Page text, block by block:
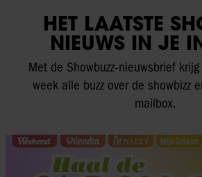
HET LAATSTE
NIEUWS IN JE
Met de Showbuzz-nieuwsbrief
week alle buzz over de showbizz
mailbox.